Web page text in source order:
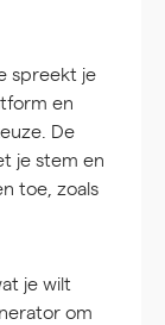
spreekt je
en
De
je stem en
toe, zoals
je wilt
om